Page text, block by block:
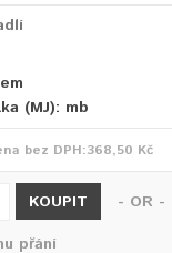
(MJ): mb
bez DPH:368,50 Kč
KOUPIT
- OR -
přání